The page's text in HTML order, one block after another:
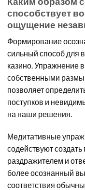
способствует
ощущение
Формирование
сильный способ для
казино. Упражнение
собственными
позволяет
поступков и
на наши решения.
Медитативные
содействуют
раздражителем и
более осознанный
соответствия